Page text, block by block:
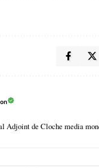
Adjoint de Cloche media